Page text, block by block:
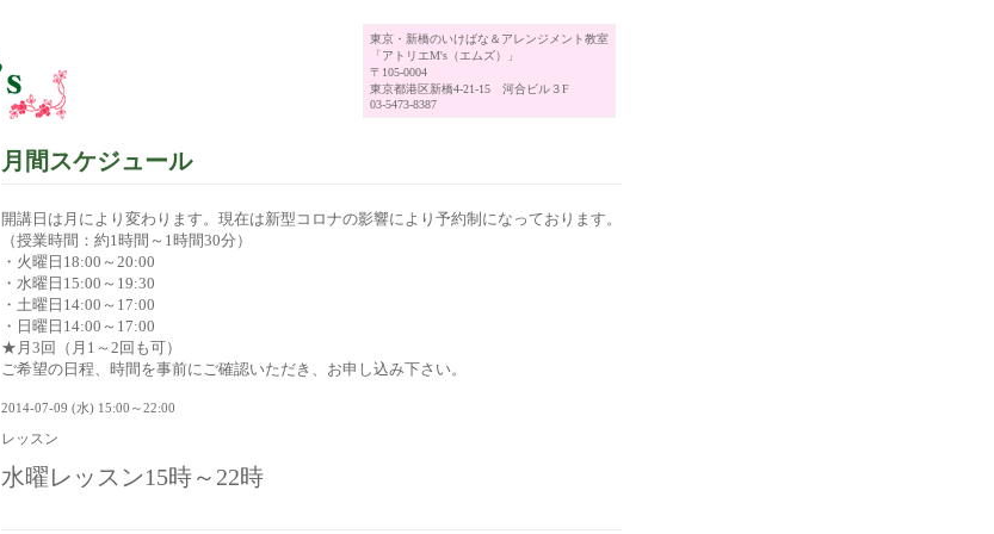
東京・新橋のいけばな＆アレンジメント教室
「アトリエM's（エムズ）」
〒105-0004
東京都港区新橋4-21-15 河合ビル３F
03-5473-8387
月間スケジュール
開講日は月により変わります。現在は新型コロナの影響により予約制になっております。
（授業時間：約1時間～1時間30分）
・火曜日18:00～20:00
・水曜日15:00～19:30
・土曜日14:00～17:00
・日曜日14:00～17:00
★月3回（月1～2回も可）
ご希望の日程、時間を事前にご確認いただき、お申し込み下さい。
2014-07-09 (水) 15:00～22:00
レッスン
水曜レッスン15時～22時